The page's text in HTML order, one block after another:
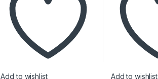
Add to wishlist Add to wishlist